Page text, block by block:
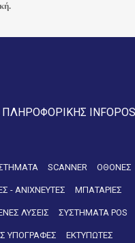
INFOPOS
SCANNER ΟΘΟΝΕΣ
- ΑΝΙΧΝΕΥΤΕΣ ΜΠΑΤΑΡΙΕΣ
ΛΥΣΕΙΣ ΣΥΣΤΗΜΑΤΑ POS
ΥΠΟΓΡΑΦΕΣ ΕΚΤΥΠΩΤΕΣ